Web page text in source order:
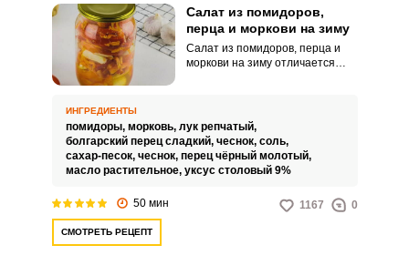
Салат из помидоров,
перца и моркови на зиму
Салат из помидоров, перца и
моркови на зиму отличается
видом. Такой аппетитный
продукт дополнит ваши
обеденные горячие блюда.
ИНГРЕДИЕНТЫ
помидоры, морковь, лук репчатый,
болгарский перец сладкий, чеснок, соль,
сахар-песок, чеснок, перец чёрный молотый,
масло растительное, уксус столовый 9%
50 мин 1167 0
СМОТРЕТЬ РЕЦЕПТ